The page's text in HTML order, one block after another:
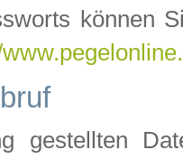
können
gestellten